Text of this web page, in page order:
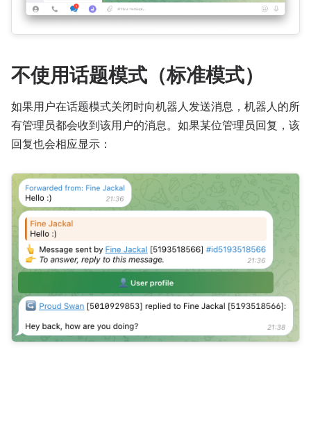
不使用话题模式（标准模式）
如果用户在话题模式关闭时向机器人发送消息，机器人的所
有管理员都会收到该用户的消息。如果某位管理员回复，该
回复也会相应显示：